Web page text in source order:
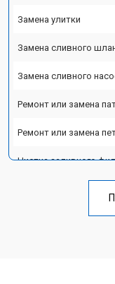
Замена улитки
Замена сливного
Замена сливного
Ремонт или замена
Ремонт или замена
Чистка заливного
Ремонт